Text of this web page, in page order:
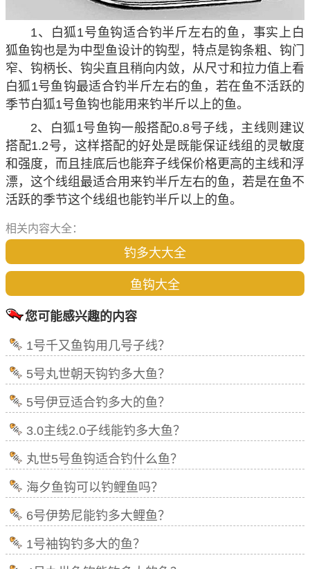
1、白狐1号鱼钩适合钓半斤左右的鱼，事实上白
狐鱼钩也是为中型鱼设计的钩型，特点是钩条粗、钩门
窄、钩柄长、钩尖直且稍向内敛，从尺寸和拉力值上看
白狐1号鱼钩最适合钓半斤左右的鱼，若在鱼不活跃的
季节白狐1号鱼钩也能用来钓半斤以上的鱼。
2、白狐1号鱼钩一般搭配0.8号子线，主线则建议
搭配1.2号，这样搭配的好处是既能保证线组的灵敏度
和强度，而且挂底后也能弃子线保价格更高的主线和浮
漂，这个线组最适合用来钓半斤左右的鱼，若是在鱼不
活跃的季节这个线组也能钓半斤以上的鱼。
相关内容大全：
钓多大大全
鱼钩大全
您可能感兴趣的内容
1号千又鱼钩用几号子线？
5号丸世朝天钩钓多大鱼？
5号伊豆适合钓多大的鱼？
3.0主线2.0子线能钓多大鱼？
丸世5号鱼钩适合钓什么鱼？
海夕鱼钩可以钓鲤鱼吗？
6号伊势尼能钓多大鲤鱼？
1号袖钩钓多大的鱼？